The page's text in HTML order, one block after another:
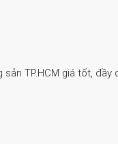
sản TP.HCM giá tốt,